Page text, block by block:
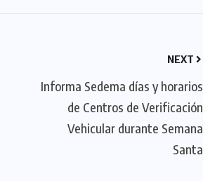
NEXT
Informa Sedema días y horarios
de Centros de Verificación
Vehicular durante Semana
Santa